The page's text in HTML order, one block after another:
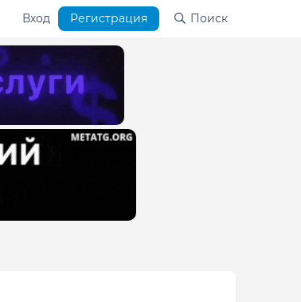
Вход Регистрация Поиск